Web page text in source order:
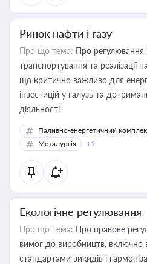
Ринок нафти і газу
Про що тема: Про регулювання
транспортування та реалізації
що критично важливо для
інвестицій у галузь та
діяльності
Паливно-енергетичний
Металургія
+1
Екологічне регулювання
Про що тема: Про правове
вимог до виробництв, включно
стандартами викидів і